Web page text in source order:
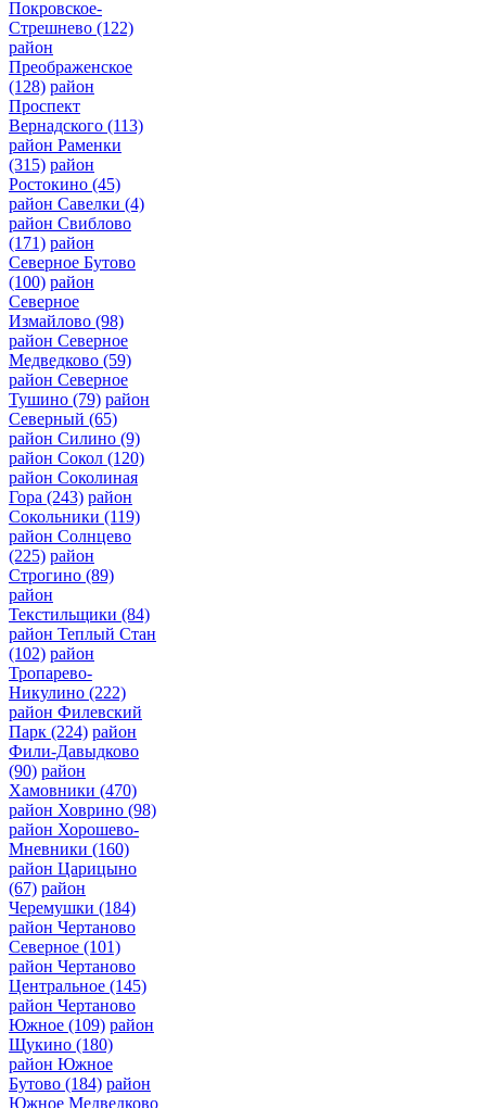
Покровское-
Стрешнево (122)
район
Преображенское
(128) район
Проспект
Вернадского (113)
район Раменки
(315) район
Ростокино (45)
район Савелки (4)
район Свиблово
(171) район
Северное Бутово
(100) район
Северное
Измайлово (98)
район Северное
Медведково (59)
район Северное
Тушино (79) район
Северный (65)
район Силино (9)
район Сокол (120)
район Соколиная
Гора (243) район
Сокольники (119)
район Солнцево
(225) район
Строгино (89)
район
Текстильщики (84)
район Теплый Стан
(102) район
Тропарево-
Никулино (222)
район Филевский
Парк (224) район
Фили-Давыдково
(90) район
Хамовники (470)
район Ховрино (98)
район Хорошево-
Мневники (160)
район Царицыно
(67) район
Черемушки (184)
район Чертаново
Северное (101)
район Чертаново
Центральное (145)
район Чертаново
Южное (109) район
Щукино (180)
район Южное
Бутово (184) район
Южное Медведково